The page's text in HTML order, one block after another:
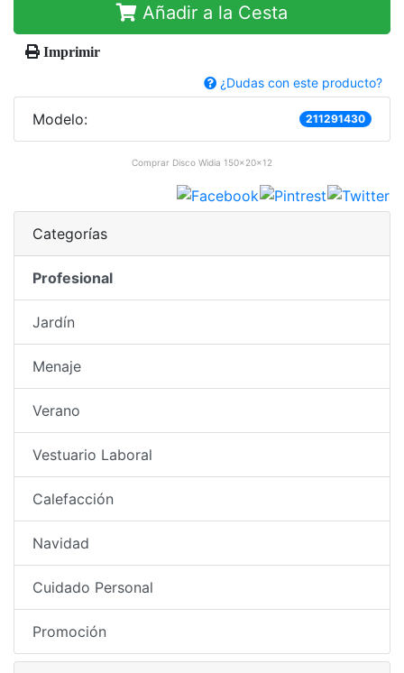
Añadir a la Cesta
Imprimir
¿Dudas con este producto?
Modelo: 211291430
Comprar Disco Widia 150x20x12
Categorías
Profesional
Jardín
Menaje
Verano
Vestuario Laboral
Calefacción
Navidad
Cuidado Personal
Promoción